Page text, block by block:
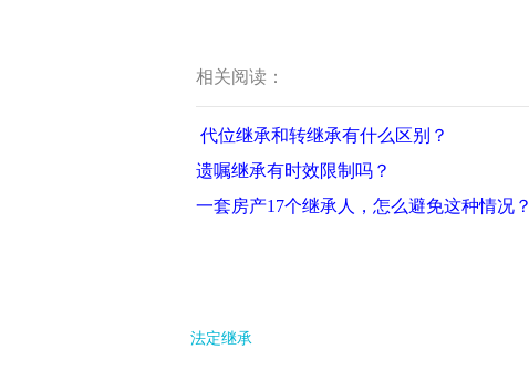
相关阅读：
代位继承和转继承有什么区别？
遗嘱继承有时效限制吗？
一套房产17个继承人，怎么避免这种情况？
法定继承